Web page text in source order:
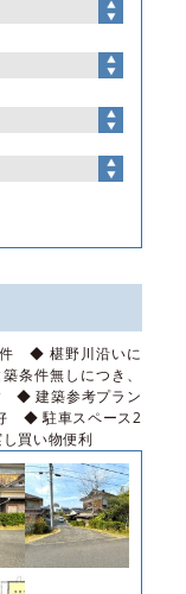
件 ◆ 椹野川沿いに
条件無しにつき、
◆ 建築参考プラン
◆ 駐車スペース2
買い物便利